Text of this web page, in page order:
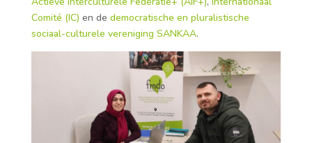
Comité (IC) en de democratische en pluralistische
sociaal-culturele vereniging SANKAA.